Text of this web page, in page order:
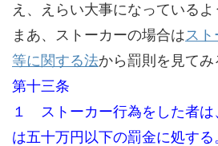
え、えらい大事になっているよ
まあ、ストーカーの場合はス
等に関する法から罰則を見てみ
第十三条
１ ストーカー行為をした者は
は五十万円以下の罰金に処する